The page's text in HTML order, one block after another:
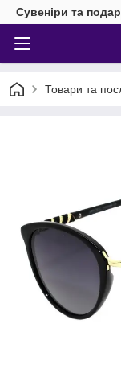
Сувеніри та
Товари та